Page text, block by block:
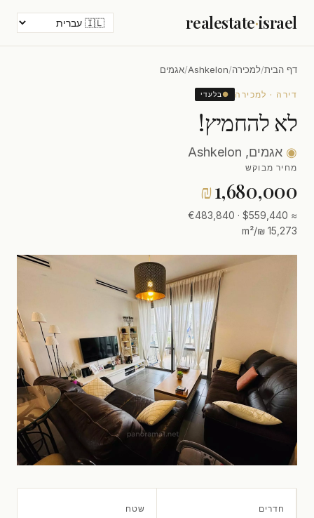
realestate·israel
דף הבית/למכירה/
Ashkelon
/אגמים
דירה · למכירה ● בלעדי
לא להחמיץ!
◉ אגמים, Ashkelon
מחיר מבוקש
₪1,680,000
≈ $559,440 · €483,840
15,273 ₪/m²
חדרים שטח